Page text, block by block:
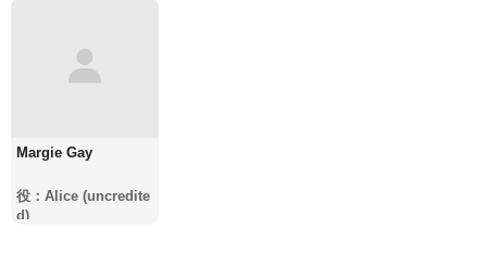
Margie Gay
役：Alice (uncredite
d)